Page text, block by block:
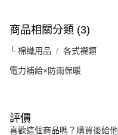
１．簡單：不需註冊會員、不需
２．便利：只要手機號碼，簡訊
３．安心：先確認商品／服務後
【「AFTEE先享後付」結帳流程】
１．於結帳方式選擇「AFTEE先
ATM／網路銀行／等多元方式進
※ 請注意：結帳手續完成當下不
運送方式
全家取貨付款
每筆NT$60，滿NT$599(含以
7-11取貨付款
商品相關分類 (3)
└ 棉織用品 各式襪類
電力補給×防雨保暖
評價
喜歡這個商品嗎？購買後給